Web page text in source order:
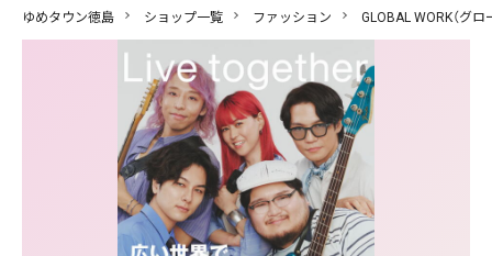
ゆめタウン徳島 ショップ一覧 ファッション GLOBAL WORK（グロ